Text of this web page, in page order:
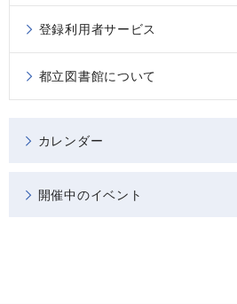
登録利用者サービス
都立図書館について
カレンダー
開催中のイベント